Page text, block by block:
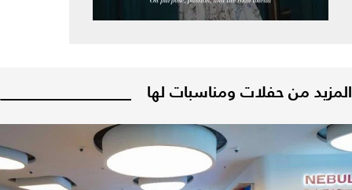
المزيد من حفلات ومناسبات لها